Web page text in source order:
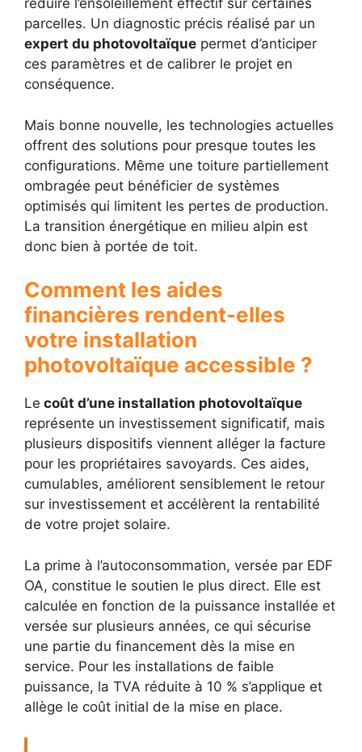
réduire l’ensoleillement effectif sur certaines
parcelles. Un diagnostic précis réalisé par un
expert du photovoltaïque permet d’anticiper
ces paramètres et de calibrer le projet en
conséquence.
Mais bonne nouvelle, les technologies actuelles
offrent des solutions pour presque toutes les
configurations. Même une toiture partiellement
ombragée peut bénéficier de systèmes
optimisés qui limitent les pertes de production.
La transition énergétique en milieu alpin est
donc bien à portée de toit.
Comment les aides
financières rendent-elles
votre installation
photovoltaïque accessible ?
Le coût d’une installation photovoltaïque
représente un investissement significatif, mais
plusieurs dispositifs viennent alléger la facture
pour les propriétaires savoyards. Ces aides,
cumulables, améliorent sensiblement le retour
sur investissement et accélèrent la rentabilité
de votre projet solaire.
La prime à l’autoconsommation, versée par EDF
OA, constitue le soutien le plus direct. Elle est
calculée en fonction de la puissance installée et
versée sur plusieurs années, ce qui sécurise
une partie du financement dès la mise en
service. Pour les installations de faible
puissance, la TVA réduite à 10 % s’applique et
allège le coût initial de la mise en place.